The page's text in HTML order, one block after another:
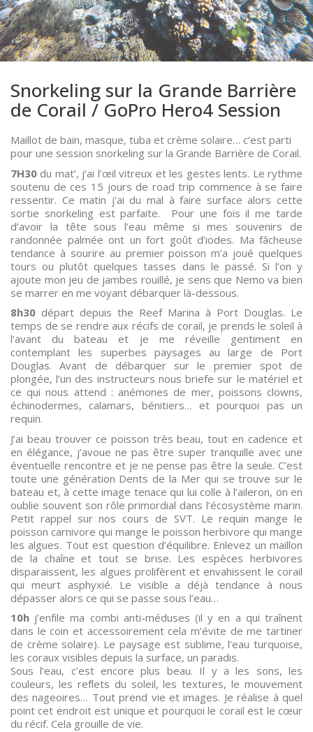
Snorkeling sur la Grande Barrière
de Corail / GoPro Hero4 Session
Maillot de bain, masque, tuba et crème solaire… c’est parti
pour une session snorkeling sur la Grande Barrière de Corail.
7H30 du mat’, j’ai l’œil vitreux et les gestes lents. Le rythme
soutenu de ces 15 jours de road trip commence à se faire
ressentir. Ce matin j’ai du mal à faire surface alors cette
sortie snorkeling est parfaite. Pour une fois il me tarde
d’avoir la tête sous l’eau même si mes souvenirs de
randonnée palmée ont un fort goût d’iodes. Ma fâcheuse
tendance à sourire au premier poisson m’a joué quelques
tours ou plutôt quelques tasses dans le passé. Si l’on y
ajoute mon jeu de jambes rouillé, je sens que Nemo va bien
se marrer en me voyant débarquer là-dessous.
8h30 départ depuis the Reef Marina à Port Douglas. Le
temps de se rendre aux récifs de corail, je prends le soleil à
l’avant du bateau et je me réveille gentiment en
contemplant les superbes paysages au large de Port
Douglas. Avant de débarquer sur le premier spot de
plongée, l’un des instructeurs nous briefe sur le matériel et
ce qui nous attend : anémones de mer, poissons clowns,
échinodermes, calamars, bénitiers… et pourquoi pas un
requin.
J’ai beau trouver ce poisson très beau, tout en cadence et
en élégance, j’avoue ne pas être super tranquille avec une
éventuelle rencontre et je ne pense pas être la seule. C’est
toute une génération Dents de la Mer qui se trouve sur le
bateau et, à cette image tenace qui lui colle à l’aileron, on en
oublie souvent son rôle primordial dans l’écosystème marin.
Petit rappel sur nos cours de SVT. Le requin mange le
poisson carnivore qui mange le poisson herbivore qui mange
les algues. Tout est question d’équilibre. Enlevez un maillon
de la chaîne et tout se brise. Les espèces herbivores
disparaissent, les algues prolifèrent et envahissent le corail
qui meurt asphyxié. Le visible a déjà tendance à nous
dépasser alors ce qui se passe sous l’eau…
10h j’enfile ma combi anti-méduses (il y en a qui traînent
dans le coin et accessoirement cela m’évite de me tartiner
de crème solaire). Le paysage est sublime, l’eau turquoise,
les coraux visibles depuis la surface, un paradis.
Sous l’eau, c’est encore plus beau. Il y a les sons, les
couleurs, les reflets du soleil, les textures, le mouvement
des nageoires… Tout prend vie et images. Je réalise à quel
point cet endroit est unique et pourquoi le corail est le cœur
du récif. Cela grouille de vie.